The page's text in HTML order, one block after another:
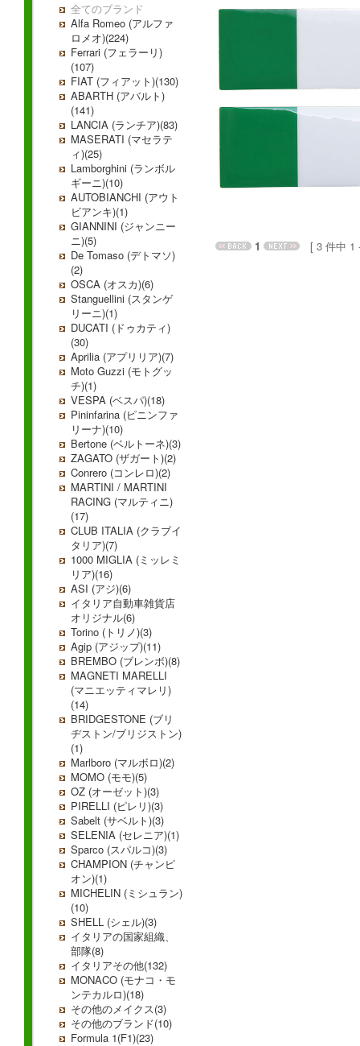
全てのブランド
Alfa Romeo (アルファ
ロメオ)(224)
Ferrari (フェラーリ)
(107)
FIAT (フィアット)(130)
ABARTH (アバルト)
(141)
LANCIA (ランチア)(83)
MASERATI (マセラテ
ィ)(25)
Lamborghini (ランボル
ギーニ)(10)
AUTOBIANCHI (アウト
ビアンキ)(1)
GIANNINI (ジャンニー
ニ)(5)
De Tomaso (デトマソ)
(2)
OSCA (オスカ)(6)
Stanguellini (スタンゲ
リーニ)(1)
DUCATI (ドゥカティ)
(30)
Aprilia (アプリリア)(7)
Moto Guzzi (モトグッ
チ)(1)
VESPA (ベスパ)(18)
Pininfarina (ピニンファ
リーナ)(10)
Bertone (ベルトーネ)(3)
ZAGATO (ザガート)(2)
Conrero (コンレロ)(2)
MARTINI / MARTINI
RACING (マルティニ)
(17)
CLUB ITALIA (クラブイ
タリア)(7)
1000 MIGLIA (ミッレミ
リア)(16)
ASI (アジ)(6)
イタリア自動車雑貨店
オリジナル(6)
Torino (トリノ)(3)
Agip (アジップ)(11)
BREMBO (ブレンボ)(8)
MAGNETI MARELLI
(マニエッティマレリ)
(14)
BRIDGESTONE (ブリ
ヂストン/ブリジストン)
(1)
Marlboro (マルボロ)(2)
MOMO (モモ)(5)
OZ (オーゼット)(3)
PIRELLI (ピレリ)(3)
Sabelt (サベルト)(3)
SELENIA (セレニア)(1)
Sparco (スパルコ)(3)
CHAMPION (チャンピ
オン)(1)
MICHELIN (ミシュラン)
(10)
SHELL (シェル)(3)
イタリアの国家組織、
部隊(8)
イタリアその他(132)
MONACO (モナコ・モ
ンテカルロ)(18)
その他のメイクス(3)
その他のブランド(10)
Formula 1(F1)(23)
1 [ 3 件中 1